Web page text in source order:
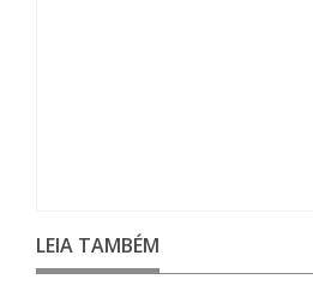
LEIA TAMBÉM